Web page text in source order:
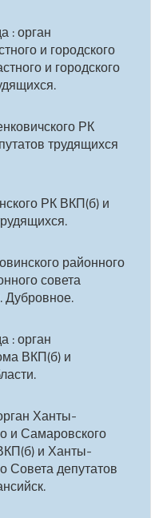
: орган
и городского
и городского
РК
трудящихся
РК ВКП(б) и
районного
совета
Дубровное.
: орган
ВКП(б) и
Ханты-
и Самаровского
и Ханты-
Совета депутатов